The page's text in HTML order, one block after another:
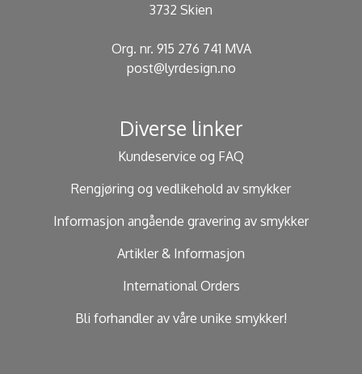
3732 Skien
Org. nr. 915 276 741 MVA
post@lyrdesign.no
Diverse linker
Kundeservice og FAQ
Rengjøring og vedlikehold av smykker
Informasjon angående gravering av smykker
Artikler & Informasjon
International Orders
Bli forhandler av våre unike smykker!